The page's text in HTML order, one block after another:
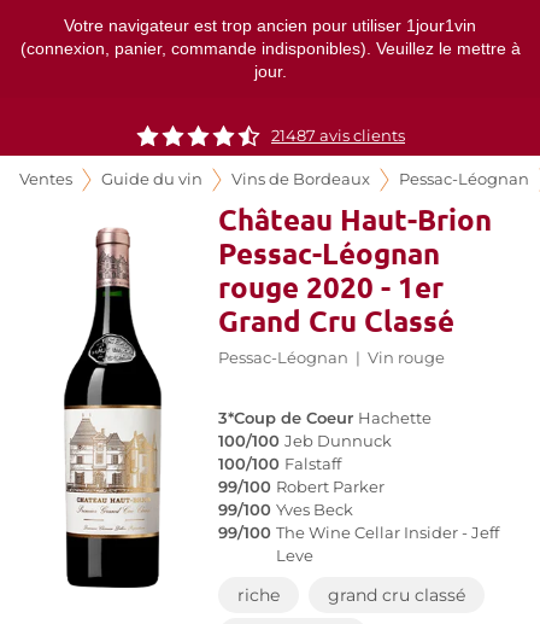
Votre navigateur est trop ancien pour utiliser 1jour1vin
(connexion, panier, commande indisponibles). Veuillez le mettre à
jour.
21487 avis clients
Ventes Guide du vin Vins de Bordeaux Pessac-Léognan
Château Haut-Brion
Pessac-Léognan
rouge 2020 - 1er
Grand Cru Classé
Pessac-Léognan | Vin rouge
3*Coup de Coeur Hachette
100/100 Jeb Dunnuck
100/100 Falstaff
99/100 Robert Parker
99/100 Yves Beck
99/100 The Wine Cellar Insider - Jeff
Leve
riche
grand cru classé